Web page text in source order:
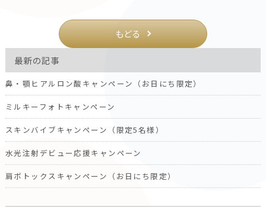
もどる
最新の記事
鼻・顎ヒアルロン酸キャンペーン（お日にち限定）
ミルキーフォトキャンペーン
スキンバイブキャンペーン（限定5名様）
水光注射デビュー応援キャンペーン
肩ボトックスキャンペーン（お日にち限定）